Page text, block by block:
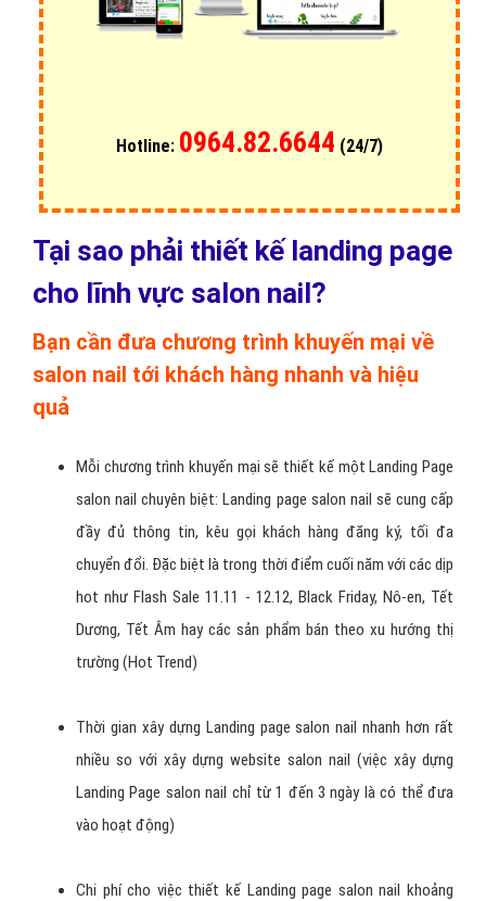
Hotline: 0964.82.6644 (24/7)
Tại sao phải thiết kế landing page
cho lĩnh vực salon nail?
Bạn cần đưa chương trình khuyến mại về
salon nail tới khách hàng nhanh và hiệu
quả
Mỗi chương trình khuyến mại sẽ thiết kế một Landing Page
salon nail chuyên biệt: Landing page salon nail sẽ cung cấp
đầy đủ thông tin, kêu gọi khách hàng đăng ký, tối đa
chuyển đổi. Đặc biệt là trong thời điểm cuối năm với các dịp
hot như Flash Sale 11.11 - 12.12, Black Friday, Nô-en, Tết
Dương, Tết Âm hay các sản phẩm bán theo xu hướng thị
trường (Hot Trend)
Thời gian xây dựng Landing page salon nail nhanh hơn rất
nhiều so với xây dựng website salon nail (việc xây dựng
Landing Page salon nail chỉ từ 1 đến 3 ngày là có thể đưa
vào hoạt động)
Chi phí cho việc thiết kế Landing page salon nail khoảng